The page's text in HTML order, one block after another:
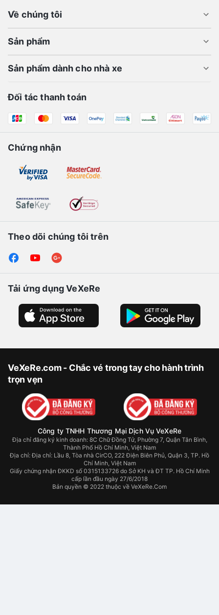
Về chúng tôi
Sản phẩm
Sản phẩm dành cho nhà xe
Đối tác thanh toán
Chứng nhận
Theo dõi chúng tôi trên
Tải ứng dụng VeXeRe
VeXeRe.com - Chắc vé trong tay cho hành trình
trọn vẹn
Công ty TNHH Thương Mại Dịch Vụ VeXeRe
Địa chỉ đăng ký kinh doanh: 8C Chữ Đồng Tử, Phường 7, Quận Tân Bình,
Thành Phố Hồ Chí Minh, Việt Nam
Địa chỉ:Địa chỉ: Lầu 8, Tòa nhà CirCO, 222 Điện Biên Phủ, Quận 3, TP. Hồ
Chí Minh, Việt Nam
Giấy chứng nhận ĐKKD số 0315133726 do Sở KH và ĐT TP. Hồ Chí Minh
cấp lần đầu ngày 27/6/2018
Bản quyền © 2022 thuộc về VeXeRe.Com